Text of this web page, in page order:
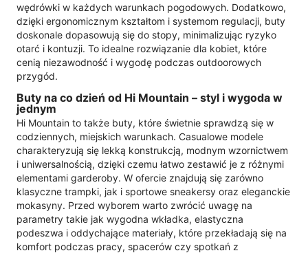
wędrówki w każdych warunkach pogodowych. Dodatkowo,
dzięki ergonomicznym kształtom i systemom regulacji, buty
doskonale dopasowują się do stopy, minimalizując ryzyko
otarć i kontuzji. To idealne rozwiązanie dla kobiet, które
cenią niezawodność i wygodę podczas outdoorowych
przygód.
Buty na co dzień od Hi Mountain – styl i wygoda w
jednym
Hi Mountain to także buty, które świetnie sprawdzą się w
codziennych, miejskich warunkach. Casualowe modele
charakteryzują się lekką konstrukcją, modnym wzornictwem
i uniwersalnością, dzięki czemu łatwo zestawić je z różnymi
elementami garderoby. W ofercie znajdują się zarówno
klasyczne trampki, jak i sportowe sneakersy oraz eleganckie
mokasyny. Przed wyborem warto zwrócić uwagę na
parametry takie jak wygodna wkładka, elastyczna
podeszwa i oddychające materiały, które przekładają się na
komfort podczas pracy, spacerów czy spotkań z